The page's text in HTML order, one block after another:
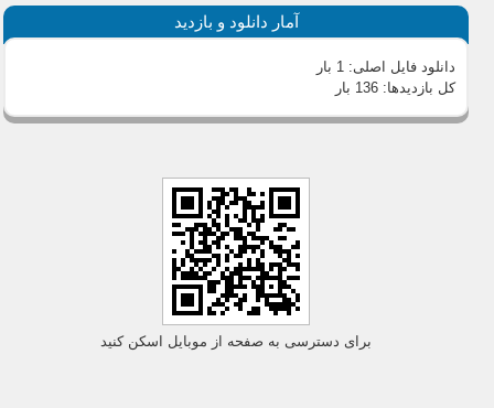
آمار دانلود و بازدید
دانلود فایل اصلی: 1 بار
کل بازدیدها:136 بار
برای دسترسی به صفحه از موبایل اسکن کنید